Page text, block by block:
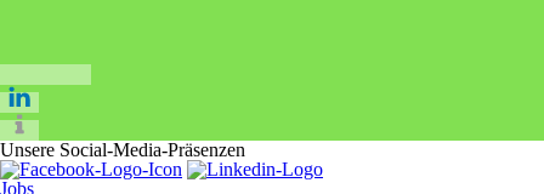
Unsere Social-Media-Präsenzen
Jobs